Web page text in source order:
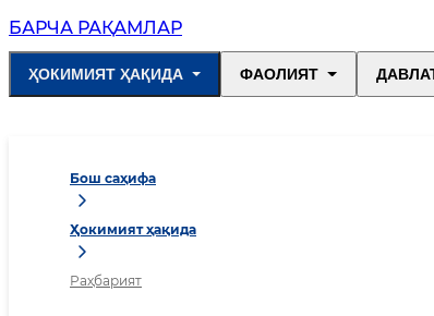
БАРЧА РАҚАМЛАР
ҲОКИМИЯТ ҲАҚИДА ФАОЛИЯТ
Бош саҳифа
Ҳокимият ҳақида
Раҳбарият